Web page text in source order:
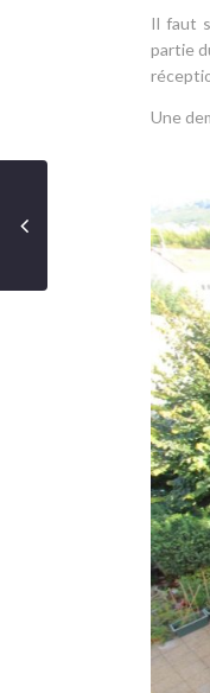
Il faut
partie
Une